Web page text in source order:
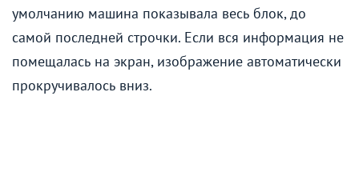
умолчанию машина показывала весь блок, до
самой последней строчки. Если вся информация не
помещалась на экран, изображение автоматически
прокручивалось вниз.